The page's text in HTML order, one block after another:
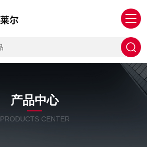
产品中心
PRODUCTS CENTER